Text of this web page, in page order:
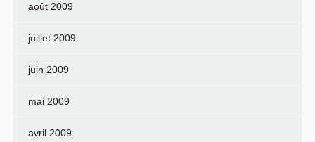
août 2009
juillet 2009
juin 2009
mai 2009
avril 2009